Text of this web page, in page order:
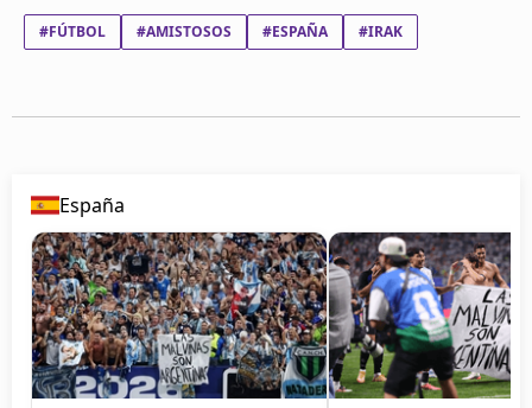
#FÚTBOL #AMISTOSOS #ESPAÑA #IRAK
España